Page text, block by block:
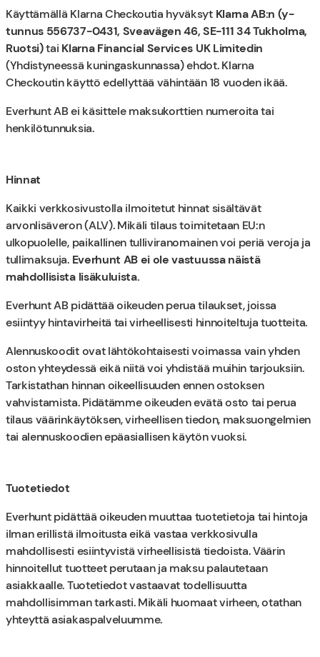
Käyttämällä Klarna Checkoutia hyväksyt Klarna AB:n (y-
tunnus 556737-0431, Sveavägen 46, SE-111 34 Tukholma,
Ruotsi)tai Klarna Financial Services UK Limitedin
(Yhdistyneessä kuningaskunnassa) ehdot. Klarna
Checkoutin käyttö edellyttää vähintään 18 vuoden ikää.
Everhunt AB ei käsittele maksukorttien numeroita tai
henkilötunnuksia.
Hinnat
Kaikki verkkosivustolla ilmoitetut hinnat sisältävät
arvonlisäveron (ALV). Mikäli tilaus toimitetaan EU:n
ulkopuolelle, paikallinen tulliviranomainen voi periä veroja ja
tullimaksuja. Everhunt AB ei ole vastuussa näistä
mahdollisista lisäkuluista.
Everhunt AB pidättää oikeuden perua tilaukset, joissa
esiintyy hintavirheitä tai virheellisesti hinnoiteltuja tuotteita.
Alennuskoodit ovat lähtökohtaisesti voimassa vain yhden
oston yhteydessä eikä niitä voi yhdistää muihin tarjouksiin.
Tarkistathan hinnan oikeellisuuden ennen ostoksen
vahvistamista. Pidätämme oikeuden evätä osto tai perua
tilaus väärinkäytöksen, virheellisen tiedon, maksuongelmien
tai alennuskoodien epäasiallisen käytön vuoksi.
Tuotetiedot
Everhunt pidättää oikeuden muuttaa tuotetietoja tai hintoja
ilman erillistä ilmoitusta eikä vastaa verkkosivulla
mahdollisesti esiintyvistä virheellisistä tiedoista. Väärin
hinnoitellut tuotteet perutaan ja maksu palautetaan
asiakkaalle. Tuotetiedot vastaavat todellisuutta
mahdollisimman tarkasti. Mikäli huomaat virheen, otathan
yhteyttä asiakaspalveluumme.